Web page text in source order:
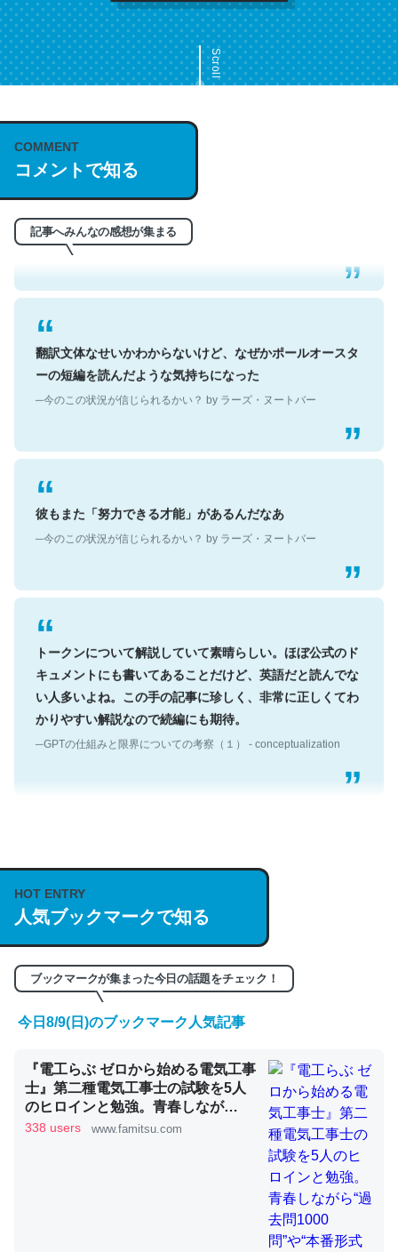
Scroll
COMMENT
コメントで知る
記事へみんなの感想が集まる
これは名文。彼はとてもクレバーなんだろうなと凄く思
う。英語少しでも読める人は原文もお勧め。自分はこの流
─今のこの状況が信じられるかい？ by ラーズ・ヌートバー
翻訳文体なせいかわからないけど、なぜかポールオースタ
ーの短編を読んだような気持ちになった
彼もまた「努力できる才能」があるんだなあ
トークンについて解説していて素晴らしい。ほぼ公式のド
キュメントにも書いてあることだけど、英語だと読んでな
い人多いよね。この手の記事に珍しく、非常に正しくてわ
かりやすい解説なので続編にも期待。
説してる記事が少ないので貴重な良記事。/続編来た
https://isobe324649.hatenablog.com/entry/2023/03/27
/064121
─GPTの仕組みと限界についての考察（１） - conceptualization
くらい。小説でいう「ずっと前の伏線」は回収されないけ
ど、短期記憶というには多い分量。進化すればするほど分
かりやすく強くなりそう
─GPTの仕組みと限界についての考察（１） - conceptualization
HOT ENTRY
人気ブックマークで知る
ブックマークが集まった今日の話題をチェック！
今日8/9(日)のブックマーク人気記事
『電工らぶ ゼロから始める電気工事
士』第二種電気工事士の試験を5人
のヒロインと勉強。青春しなが
ら“過去問1000問”や“本番形式CBT
338 users www.famitsu.com